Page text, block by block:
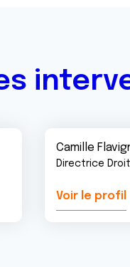
Camille
Directrice
Voir le profil